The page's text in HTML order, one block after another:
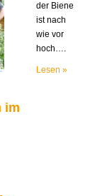
der Biene
ist nach
wie vor
hoch….
Lesen »
im